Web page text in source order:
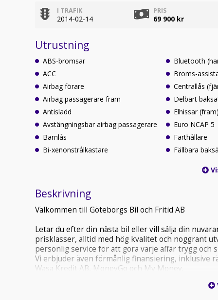
I TRAFIK
2014-02-14
PRIS
69 900 kr
Utrustning
ABS-bromsar
ACC
Airbag förare
Airbag passagerare fram
Antisladd
Avstängningsbar airbag passagerare
Barnlås
Bi-xenonstrålkastare
Bluetooth
Broms-
Centrallås
Delbart
Elhissar
Euro NCAP 5
Farthållare
Fällbara
Beskrivning
Välkommen till Göteborgs Bil och Fritid AB
Letar du efter din nästa bil eller vill sälja din
prisklasser, alltid med hög kvalitet och noggrant
personlig service för att göra varje affär trygg och
Vi erbjuder även förmånlig finansiering, inklusive
Wasa Kredit AB, MoneyGo och My Money.
vi erbjuder Bilförsäljning, Bilservice, Däckservice